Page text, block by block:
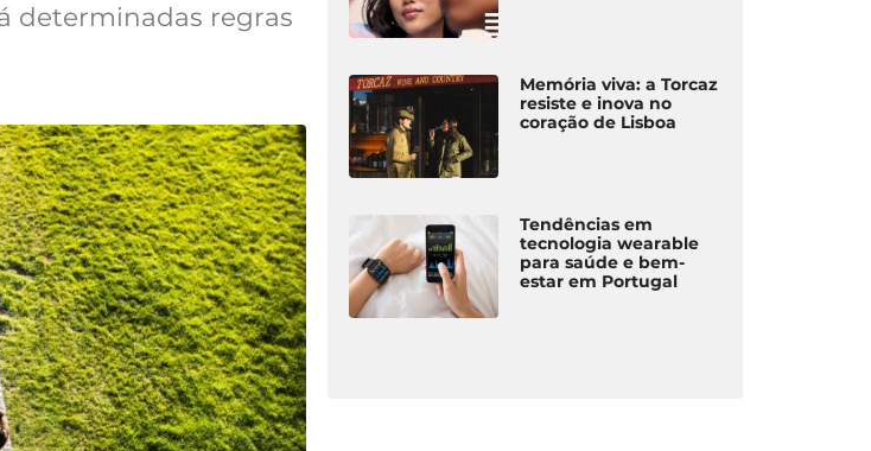
determinadas regras
Memória viva: a Torcaz
resiste e inova no
coração de Lisboa
Tendências em
tecnologia wearable
para saúde e bem-
estar em Portugal